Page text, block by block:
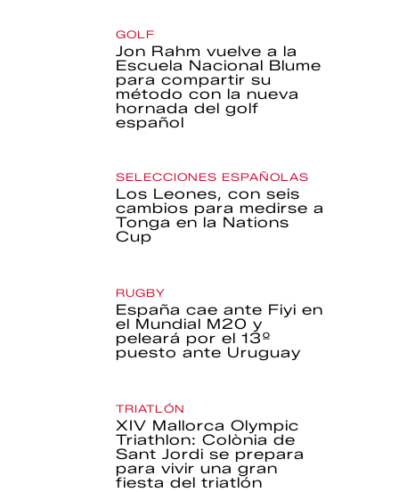
GOLF
Jon Rahm vuelve a la
Escuela Nacional Blume
para compartir su
método con la nueva
hornada del golf
español
SELECCIONES ESPAÑOLAS
Los Leones, con seis
cambios para medirse a
Tonga en la Nations
Cup
RUGBY
España cae ante Fiyi en
el Mundial M20 y
peleará por el 13º
puesto ante Uruguay
TRIATLÓN
XIV Mallorca Olympic
Triathlon: Colònia de
Sant Jordi se prepara
para vivir una gran
fiesta del triatlón